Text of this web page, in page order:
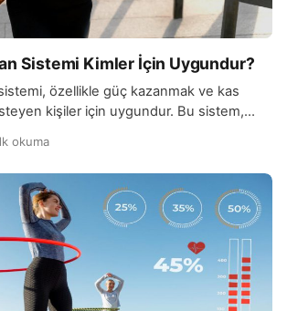
Sistemi Kimler İçin Uygundur?
özellikle güç kazanmak ve kas
kişiler için uygundur. Bu sistem,
içerir. Squat, bench press ve deadlift gibi
büyük kas gruplarını hedef alarak kuvvet
Başlangıç ve orta seviyedeki sporcular,
sürede güç […]
okuma